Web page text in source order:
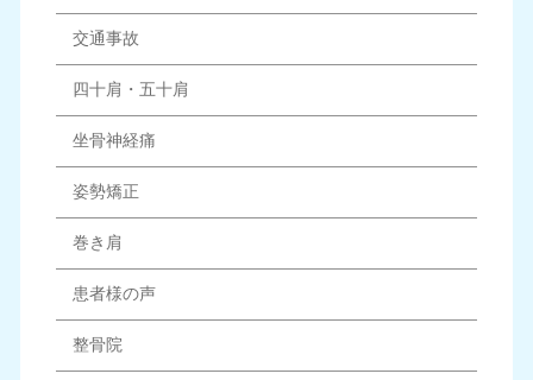
交通事故
四十肩・五十肩
坐骨神経痛
姿勢矯正
巻き肩
患者様の声
整骨院